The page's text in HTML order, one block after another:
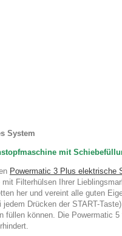
System
mit
Powermatic 3 Plus elektrische
Filterhülsen Ihrer
her und vereint alle guten
Drücken der START-
können. Die Powermatic